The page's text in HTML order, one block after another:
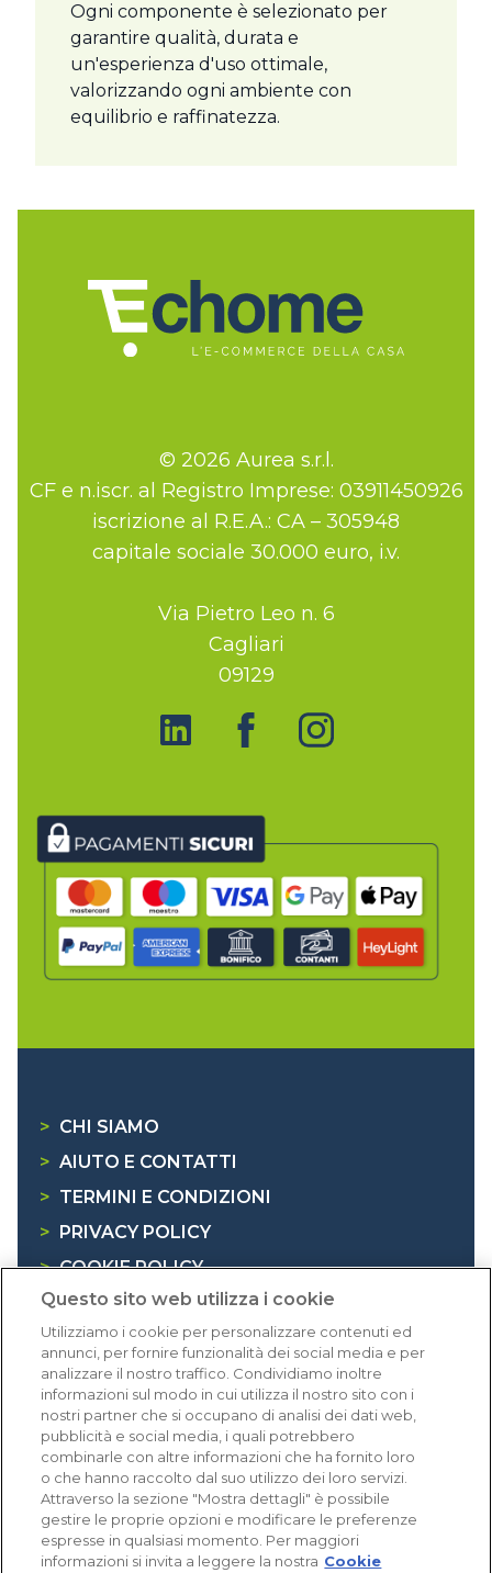
Ogni componente è selezionato per
garantire qualità, durata e
un'esperienza d'uso ottimale,
valorizzando ogni ambiente con
equilibrio e raffinatezza.
© 2026 Aurea s.r.l.
CF e n.iscr. al Registro Imprese: 03911450926
iscrizione al R.E.A.: CA – 305948
capitale sociale 30.000 euro, i.v.
Via Pietro Leo n. 6
Cagliari
09129
> CHI SIAMO
> AIUTO E CONTATTI
> TERMINI E CONDIZIONI
>
PRIVACY POLICY
> COOKIE POLICY
> INFORMATIVA RAEE
Dicono di noi
1.640 recensioni
Eccellente (4,8)
Acquisti verificati
Questo sito web utilizza i cookie
Utilizziamo i cookie per personalizzare contenuti ed
annunci, per fornire funzionalità dei social media e per
analizzare il nostro traffico. Condividiamo inoltre
informazioni sul modo in cui utilizza il nostro sito con i
nostri partner che si occupano di analisi dei dati web,
pubblicità e social media, i quali potrebbero
combinarle con altre informazioni che ha fornito loro
o che hanno raccolto dal suo utilizzo dei loro servizi.
Attraverso la sezione "Mostra dettagli" è possibile
gestire le proprie opzioni e modificare le preferenze
espresse in qualsiasi momento. Per maggiori
informazioni si invita a leggere la nostra Cookie